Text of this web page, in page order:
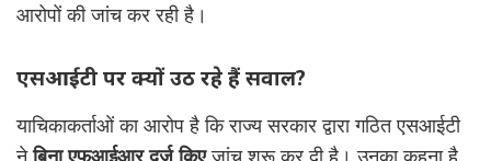
आरोपों की जांच कर रही है।
एसआईटी पर क्यों उठ रहे हैं सवाल?
याचिकाकर्ताओं का आरोप है कि राज्य सरकार द्वारा गठित एसआईटी
नेबिना एफआईआर दर्ज किएजांच शुरू कर दी है। उनका कहना है